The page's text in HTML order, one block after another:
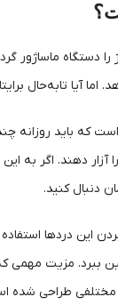
را دستگاه
اما آیا تابه‌حال
که باید روزانه
آزار دهند. اگر
دنبال کنید.
این دردها
بین ببرد. مزیت
مختلفی طراحی شده